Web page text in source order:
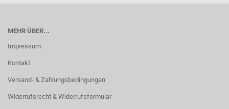
MEHR ÜBER...
Impressum
Kontakt
Versand- & Zahlungsbedingungen
Widerrufsrecht & Widerrufsformular